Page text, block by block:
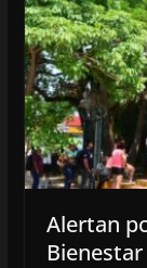
Alertan
Bienestar